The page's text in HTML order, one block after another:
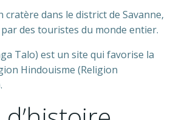
cratère dans le district de Savanne,
des touristes du monde entier.
Talo) est un site qui favorise la
Hindouisme (Religion